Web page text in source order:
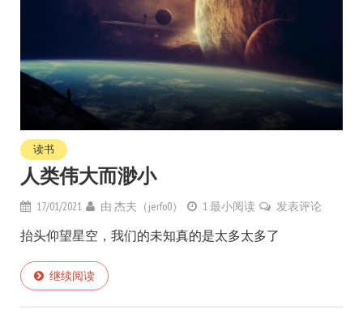
读书
人类伟大而渺小
17/01/2021 由 杰夫（jerfo0） 1 最小阅读 发表评论
抬头仰望星空，我们的未知真的是太多太多了
继续阅读